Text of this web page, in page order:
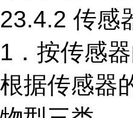
23.4.2 传感
1．按传感
根据传感器